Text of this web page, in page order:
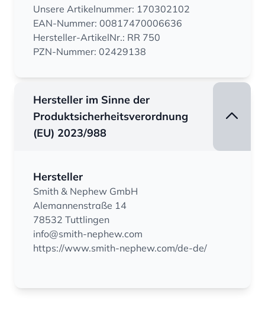
Unsere Artikelnummer: 170302102
EAN-Nummer: 00817470006636
Hersteller-ArtikelNr.: RR 750
PZN-Nummer: 02429138
Hersteller im Sinne der
Produktsicherheitsverordnung
(EU) 2023/988
Hersteller
Smith & Nephew GmbH
Alemannenstraße 14
78532 Tuttlingen
info@smith-nephew.com
https://www.smith-nephew.com/de-de/